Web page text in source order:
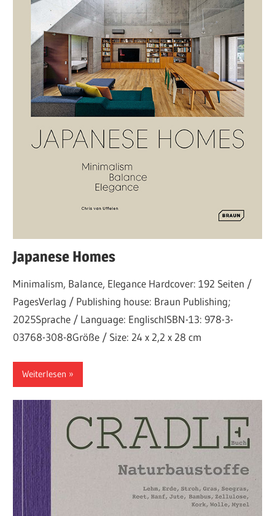
Japanese Homes
Minimalism, Balance, Elegance Hardcover: 192 Seiten /
PagesVerlag / Publishing house: Braun Publishing;
2025Sprache / Language: EnglischISBN-13: 978-3-
03768-308-8Größe / Size: 24 x 2,2 x 28 cm
Weiterlesen